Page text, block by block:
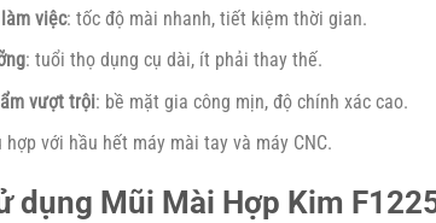
việc: tốc độ mài nhanh, tiết kiệm thời gian.
: tuổi thọ dụng cụ dài, ít phải thay thế.
vượt trội: bề mặt gia công mịn, độ chính xác cao.
hợp với hầu hết máy mài tay và máy CNC.
dụng Mũi Mài Hợp Kim